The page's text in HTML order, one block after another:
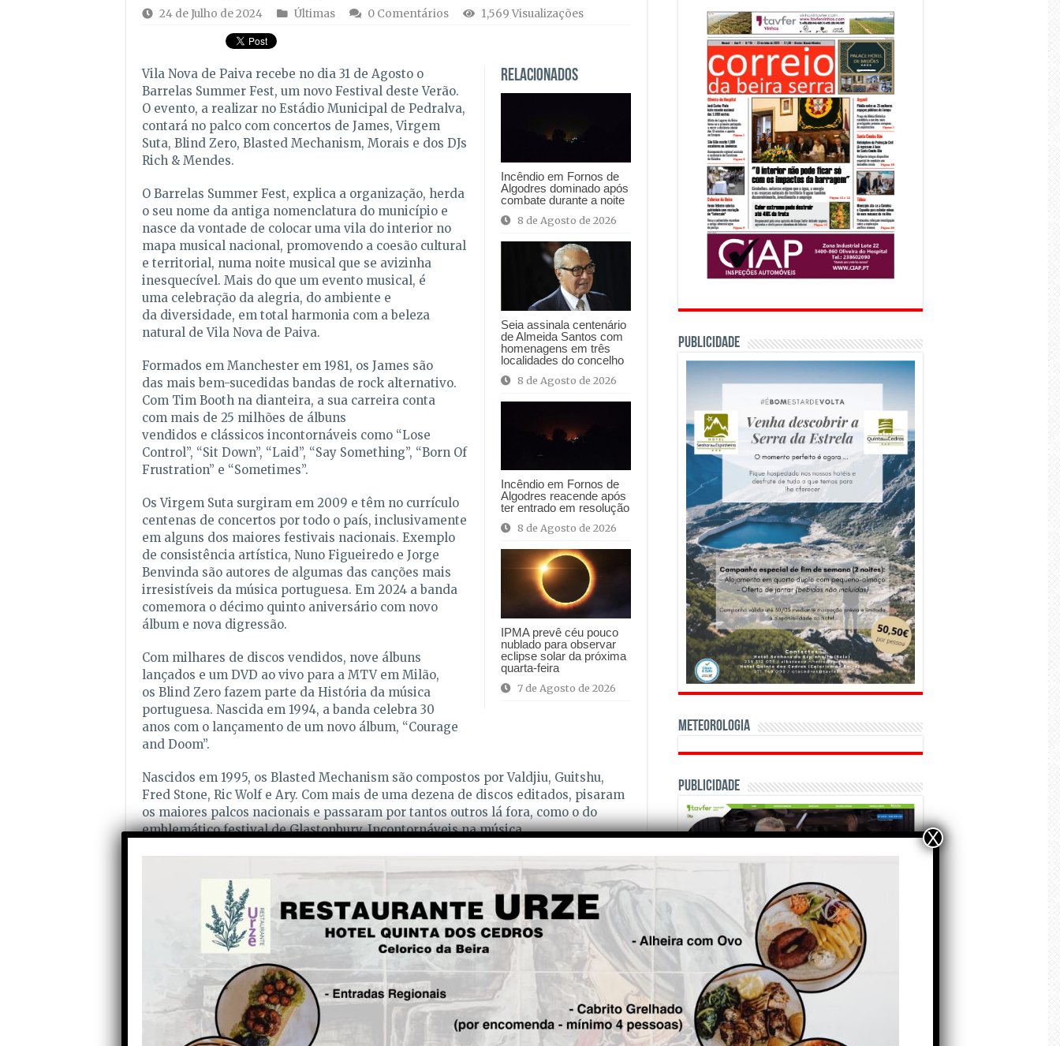
24 de Julho de 2024 Últimas 0 Comentários 1,569 Visualizações
Relacionados
Incêndio em Fornos de
Algodres dominado após
combate durante a noite
8 de Agosto de 2026
Seia assinala centenário
de Almeida Santos com
homenagens em três
localidades do concelho
8 de Agosto de 2026
Incêndio em Fornos de
Algodres reacende após
ter entrado em resolução
8 de Agosto de 2026
IPMA prevê céu pouco
nublado para observar
eclipse solar da próxima
quarta-feira
7 de Agosto de 2026
Vila Nova de Paiva recebe no dia 31 de Agosto o
Barrelas Summer Fest, um novo Festival deste Verão.
O evento, a realizar no Estádio Municipal de Pedralva,
contará no palco com concertos de James, Virgem
Suta, Blind Zero, Blasted Mechanism, Morais e dos DJs
Rich & Mendes.
O Barrelas Summer Fest, explica a organização, herda
o seu nome da antiga nomenclatura do município e
nasce da vontade de colocar uma vila do interior no
mapa musical nacional, promovendo a coesão cultural
e territorial, numa noite musical que se avizinha
inesquecível. Mais do que um evento musical, é
uma celebração da alegria, do ambiente e
da diversidade, em total harmonia com a beleza
natural de Vila Nova de Paiva.
Formados em Manchester em 1981, os James são
das mais bem-sucedidas bandas de rock alternativo.
Com Tim Booth na dianteira, a sua carreira conta
com mais de 25 milhões de álbuns
vendidos e clássicos incontornáveis como “Lose
Control”, “Sit Down”, “Laid”, “Say Something”, “Born Of
Frustration” e “Sometimes”.
Os Virgem Suta surgiram em 2009 e têm no currículo
centenas de concertos por todo o país, inclusivamente
em alguns dos maiores festivais nacionais. Exemplo
de consistência artística, Nuno Figueiredo e Jorge
Benvinda são autores de algumas das canções mais
irresistíveis da música portuguesa. Em 2024 a banda
comemora o décimo quinto aniversário com novo
álbum e nova digressão.
Com milhares de discos vendidos, nove álbuns
lançados e um DVD ao vivo para a MTV em Milão,
os Blind Zero fazem parte da História da música
portuguesa. Nascida em 1994, a banda celebra 30
anos com o lançamento de um novo álbum, “Courage
and Doom”.
Nascidos em 1995, os Blasted Mechanism são compostos por Valdjiu, Guitshu,
Fred Stone, Ric Wolf e Ary. Com mais de uma dezena de discos editados, pisaram
os maiores palcos nacionais e passaram por tantos outros lá fora, como o do
emblemático festival de Glastonbury. Incontornáveis na música
Morais, nome artístico de João Morais, é artista natural de Viseu, que começou a
sua carreira em 2022. Não tem um estilo de música favorito, mas tem vindo
a demonstrar uma grande versatilidade nos temas que lança.
Os DJs Rich & Mendes trabalham em dupla, deixam marca por onde passam e já
actuaram, lado a lado, nos maiores e melhores festivais em Portugal e além-
fronteiras. Fazem semanalmente o programa de rádio RFM SOMNII Radio Show,
uma hora com o melhor da dance music, disponível no site da RFM.
PUBLICIDADE
Meteorologia
Publicidade
OPINIÃO E CRÓNICAS
Matraquilhos… Autor:
Fernando Roldão
6 de Agosto de 2026
X